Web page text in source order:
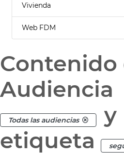
Vivienda
Web FDM
Contenido
Audiencia
Todas las audiencias
y
etiqueta